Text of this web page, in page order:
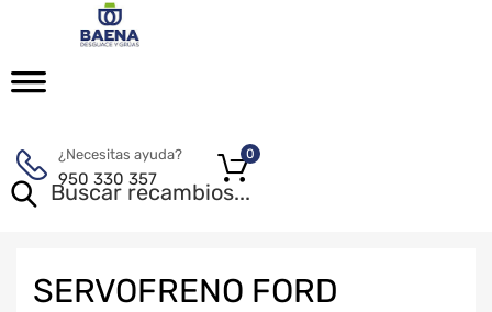
¿Necesitas ayuda?
950 330 357
0
SERVOFRENO FORD